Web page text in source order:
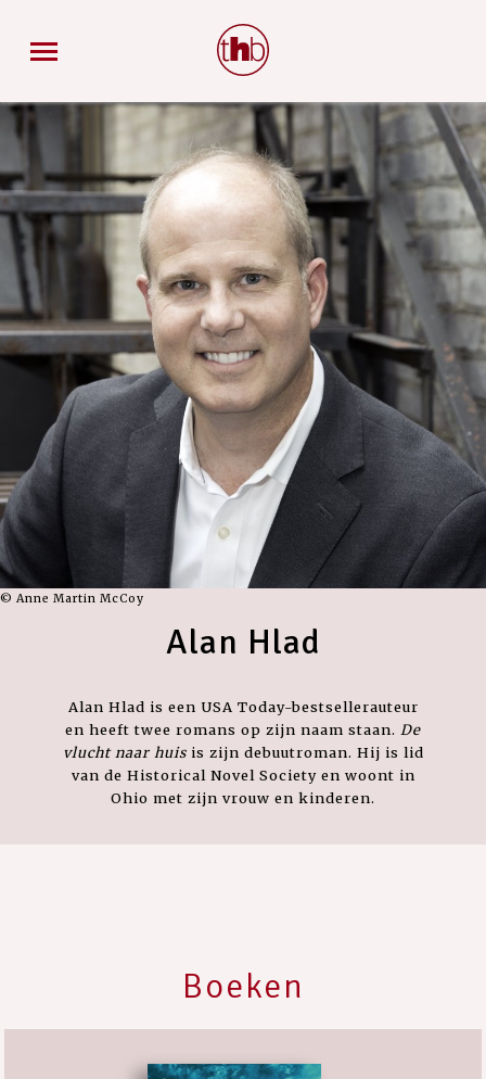
© Anne Martin McCoy
Alan Hlad
Alan Hlad is een USA Today-bestsellerauteur
en heeft twee romans op zijn naam staan. De
vlucht naar huisis zijn debuutroman. Hij is lid
van de Historical Novel Society en woont in
Ohio met zijn vrouw en kinderen.
Boeken